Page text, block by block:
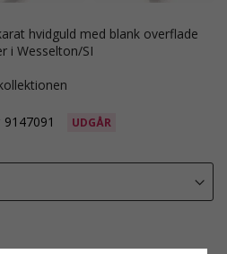
i Wesselton/SI
9147091 UDGÅR